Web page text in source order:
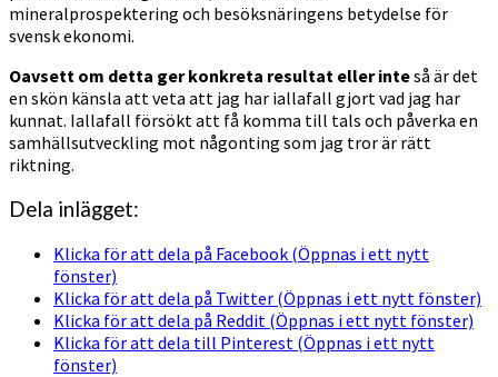
mineralprospektering och besöksnäringens betydelse för
svensk ekonomi.
Oavsett om detta ger konkreta resultat eller inteså är det
en skön känsla att veta att jag har iallafall gjort vad jag har
kunnat. Iallafall försökt att få komma till tals och påverka en
samhällsutveckling mot någonting som jag tror är rätt
riktning.
Dela inlägget:
Klicka för att dela på Facebook (Öppnas i ett nytt
fönster)
Klicka för att dela på Twitter (Öppnas i ett nytt fönster)
Klicka för att dela på Reddit (Öppnas i ett nytt fönster)
Klicka för att dela till Pinterest (Öppnas i ett nytt
fönster)